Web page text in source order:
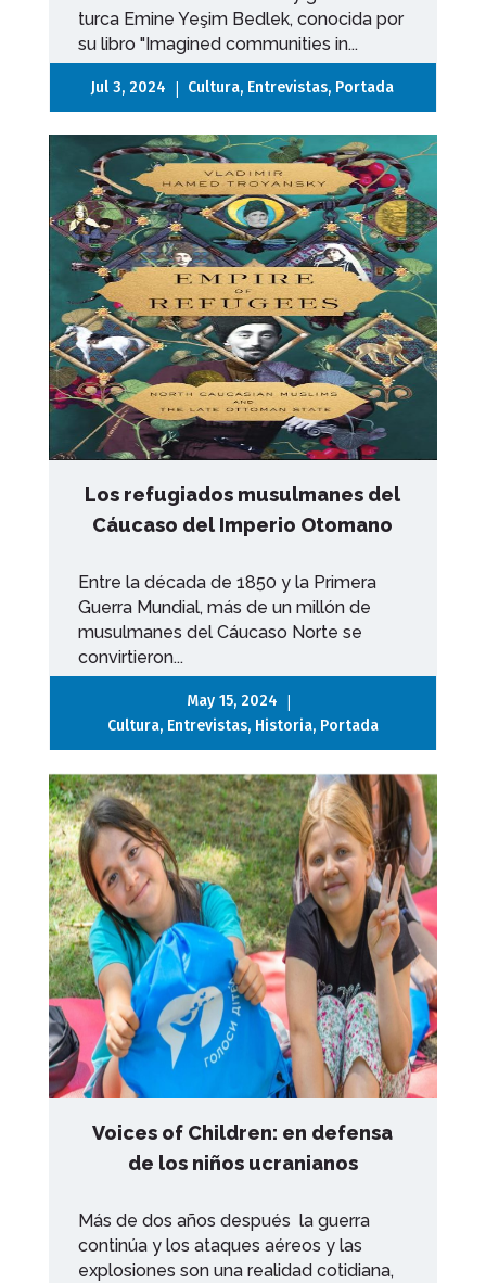
turca Emine Yeşim Bedlek, conocida por
su libro "Imagined communities in...
Jul 3, 2024 | Cultura, Entrevistas, Portada
Los refugiados musulmanes del
Cáucaso del Imperio Otomano
Entre la década de 1850 y la Primera
Guerra Mundial, más de un millón de
musulmanes del Cáucaso Norte se
convirtieron...
May 15, 2024 |
Cultura, Entrevistas, Historia, Portada
Voices of Children: en defensa
de los niños ucranianos
Más de dos años después la guerra
continúa y los ataques aéreos y las
explosiones son una realidad cotidiana,